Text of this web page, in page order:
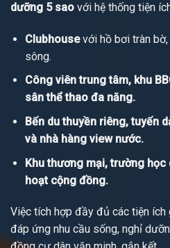
dưỡng 5 sao với hệ thống tiện
Clubhousevới hồ bơi tràn
sông.
Công viên trung tâm, khu
sân thể thao đa năng.
Bến du thuyền riêng, tuyến
và nhà hàng view nước.
Khu thương mại, trường
hoạt cộng đồng.
Việc tích hợp đầy đủ các tiện
đáp ứng nhu cầu sống, nghỉ